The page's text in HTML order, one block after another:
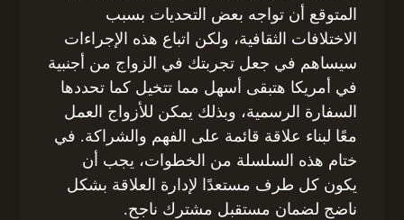
المتوقع أن تواجه بعض التحديات بسبب
الاختلافات الثقافية، ولكن اتباع هذه الإجراءات
سيساهم في جعل تجربتك في الزواج من أجنبية
في أمريكا هتبقى أسهل مما تتخيل كما تحددها
السفارة الرسمية، وبذلك يمكن للأزواج العمل
معًا لبناء علاقة قائمة على الفهم والشراكة. في
ختام هذه السلسلة من الخطوات، يجب أن
يكون كل طرف مستعدًا لإدارة العلاقة بشكل
ناضج لضمان مستقبل مشترك ناجح.